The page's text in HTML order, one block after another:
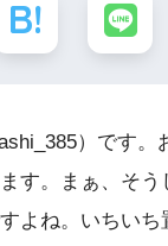
）です。
す。まぁ、そう
よね。いちい